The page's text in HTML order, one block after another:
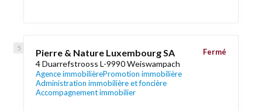
Pierre & Nature Luxembourg SA
4 Duarrefstrooss L-9990 Weiswampach
Agence immobilièrePromotion immobilière
Administration immobilière et foncière
Accompagnement immobilier
Fermé